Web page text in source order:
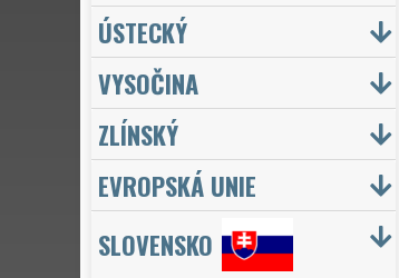
ÚSTECKÝ
VYSOČINA
ZLÍNSKÝ
EVROPSKÁ UNIE
SLOVENSKO